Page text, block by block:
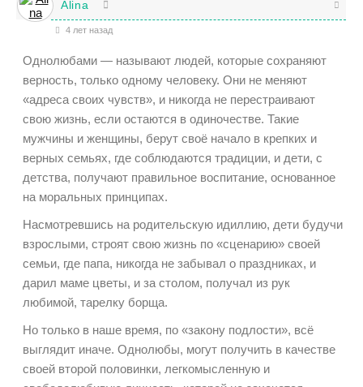
Alina
4 лет назад
Однолюбами — называют людей, которые сохраняют
верность, только одному человеку. Они не меняют
«адреса своих чувств», и никогда не перестраивают
свою жизнь, если остаются в одиночестве. Такие
мужчины и женщины, берут своё начало в крепких и
верных семьях, где соблюдаются традиции, и дети, с
детства, получают правильное воспитание, основанное
на моральных принципах.
Насмотревшись на родительскую идиллию, дети будучи
взрослыми, строят свою жизнь по «сценарию» своей
семьи, где папа, никогда не забывал о праздниках, и
дарил маме цветы, и за столом, получал из рук
любимой, тарелку борща.
Но только в наше время, по «закону подлости», всё
выглядит иначе. Однолюбы, могут получить в качестве
своей второй половинки, легкомысленную и